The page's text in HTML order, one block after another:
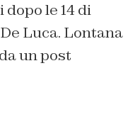
le 14 di
Luca. Lontana
un post